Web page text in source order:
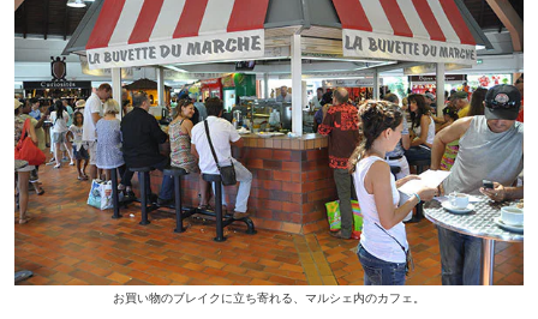
お買い物のブレイクに立ち寄れる、マルシェ内のカフェ。